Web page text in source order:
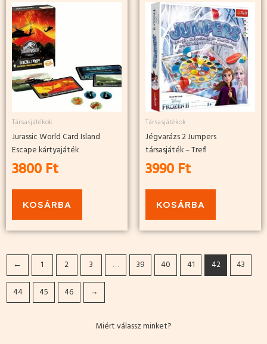
Társasjátékok
Jurassic World Card Island
Escape kártyajáték
3800 Ft
KOSÁRBA
Társasjátékok
Jégvarázs 2 Jumpers
társasjáték – Trefl
3990 Ft
KOSÁRBA
← 1 2 3 … 39 40 41 42 43
44 45 46 →
Miért válassz minket?